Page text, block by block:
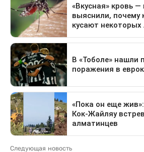
Следующая новость